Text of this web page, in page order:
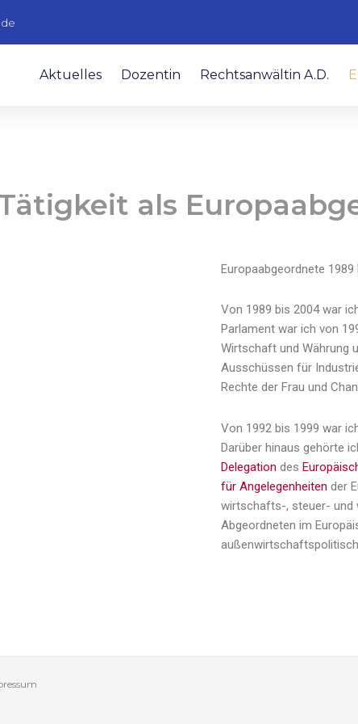
Aktuelles Dozentin Rechtsanwältin A.D.
als
Europaabgeordnete 1989
Von 1989 bis 2004 war
Parlament war ich von
Wirtschaft und Währung
Ausschüssen für
Rechte der Frau und
Von 1992 bis 1999 war
Darüber hinaus gehörte
Delegation des
für Angelegenheiten der
wirtschafts-, steuer- und
Abgeordneten im